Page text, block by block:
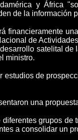
y África
de la información
financieramente
de
satelital de
ministro.
de
una
grupos
a consolidar un